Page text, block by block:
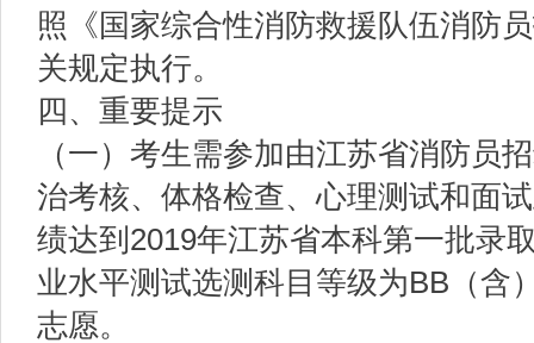
照《国家综合性消防救援队伍消防
关规定执行。
四、重要提示
（一）考生需参加由江苏省消防员
治考核、体格检查、心理测试和面
绩达到2019年江苏省本科第一批录
业水平测试选测科目等级为BB（含
志愿。